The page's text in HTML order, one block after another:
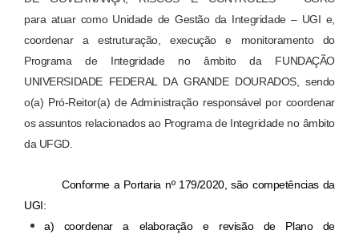
para atuar como Unidade de Gestão da Integridade – UGI e,
coordenar a estruturação, execução e monitoramento do
Programa de Integridade no âmbito da FUNDAÇÃO
UNIVERSIDADE FEDERAL DA GRANDE DOURADOS, sendo
o(a) Pró-Reitor(a) de Administração responsável por coordenar
os assuntos relacionados ao Programa de Integridade no âmbito
da UFGD.
Conforme a Portaria nº 179/2020, são competências da
UGI:
a) coordenar a elaboração e revisão de Plano de